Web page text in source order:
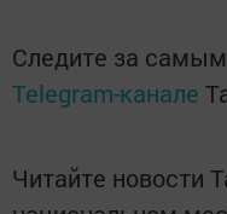
Следите за
Telegram-канале
Читайте новости